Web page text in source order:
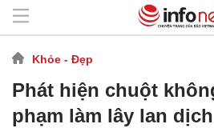
Khỏe - Đẹp
Phát hiện chuột
phạm làm lây lan